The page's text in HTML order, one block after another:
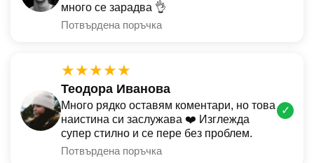
много се зарадва 👌
Потвърдена поръчка
★★★★★
Теодора Иванова
Много рядко оставям коментари, но това
наистина си заслужава ❤️ Изглежда
супер стилно и се пере без проблем.
Потвърдена поръчка
✓